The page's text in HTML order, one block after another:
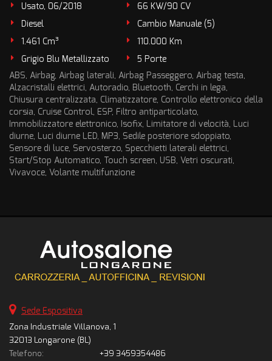
Usato, 06/2018
66 KW/90 CV
Diesel
Cambio Manuale (5)
1.461 Cm³
110.000 Km
Grigio Blu Metallizzato
5 Porte
ABS, Airbag, Airbag laterali, Airbag Passeggero, Airbag testa,
Alzacristalli elettrici, Autoradio, Bluetooth, Cerchi in lega,
Chiusura centralizzata, Climatizzatore, Controllo elettronico della
corsia, Cruise Control, ESP, Filtro antiparticolato,
Immobilizzatore elettronico, Isofix, Limitatore di velocità, Luci
diurne, Luci diurne LED, MP3, Sedile posteriore sdoppiato,
Sensore di luce, Servosterzo, Specchietti laterali elettrici,
Start/Stop Automatico, Touch screen, USB, Vetri oscurati,
Vivavoce, Volante multifunzione
Sede Espositiva
Zona Industriale Villanova, 1
32013 Longarone (BL)
Telefono:
+39 3459354486